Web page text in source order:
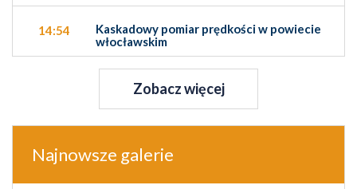
14:54
Kaskadowy pomiar prędkości w powiecie
włocławskim
Zobacz więcej
Najnowsze galerie